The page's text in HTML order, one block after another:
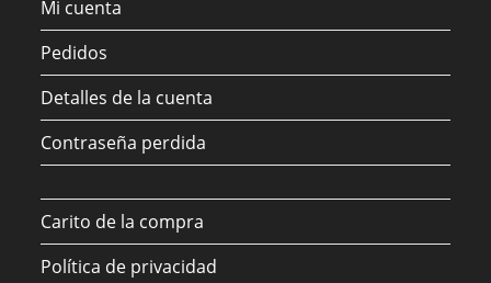
Mi cuenta
Pedidos
Detalles de la cuenta
Contraseña perdida
Carito de la compra
Política de privacidad